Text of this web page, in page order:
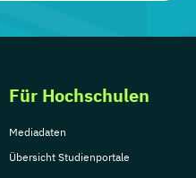
Für Hochschulen
Mediadaten
Übersicht Studienportale